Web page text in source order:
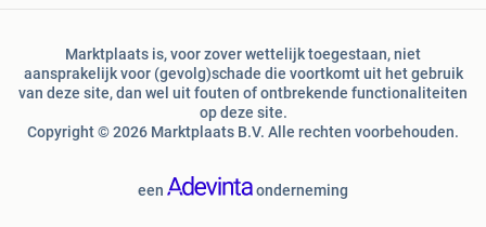
Marktplaats is, voor zover wettelijk toegestaan, niet
aansprakelijk voor (gevolg)schade die voortkomt uit het gebruik
van deze site, dan wel uit fouten of ontbrekende functionaliteiten
op deze site.
Copyright © 2026 Marktplaats B.V. Alle rechten voorbehouden.
een onderneming